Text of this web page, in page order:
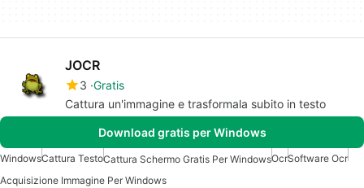
JOCR
3 Gratis
Cattura un'immagine e trasformala subito in testo
Download gratis per Windows
WindowsCattura TestoCattura Schermo Gratis Per WindowsOcrSoftware Ocr
Acquisizione Immagine Per Windows